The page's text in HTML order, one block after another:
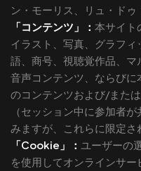
ン・モーリス、リュ・ドゥ
「コンテンツ」： 本サイト
イラスト、写真、グラフ
語、商号、視聴覚作品、マ
音声コンテンツ、ならび
のコンテンツおよび/また
（セッション中に参加者
みますが、これらに限定さ
「Cookie」： ユーザーの
を使用してオンラインサ